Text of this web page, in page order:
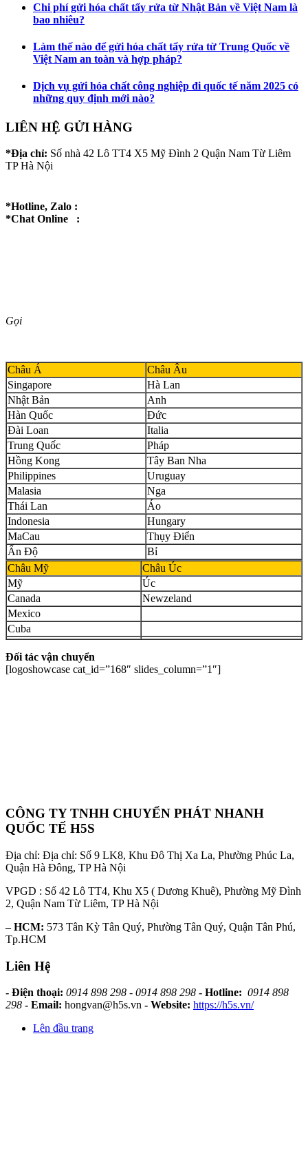
Chi phí gửi hóa chất tẩy rửa từ Nhật Bản về Việt Nam là
bao nhiêu?
Làm thế nào để gửi hóa chất tẩy rửa từ Trung Quốc về
Việt Nam an toàn và hợp pháp?
Dịch vụ gửi hóa chất công nghiệp đi quốc tế năm 2025 có
những quy định mới nào?
LIÊN HỆ GỬI HÀNG
*Địa chỉ: Số nhà 42 Lô TT4 X5 Mỹ Đình 2 Quận Nam Từ Liêm
TP Hà Nội
*Hotline, Zalo :
*Chat Online :
Gọi
Châu Á
Châu Âu
Singapore
Hà Lan
Nhật Bản
Anh
Hàn Quốc
Đức
Đài Loan
Italia
Trung Quốc
Pháp
Hồng Kong
Tây Ban Nha
Philippines
Uruguay
Malasia
Nga
Thái Lan
Áo
Indonesia
Hungary
MaCau
Thụy Điển
Ấn Độ
Bỉ
Châu Mỹ
Châu Úc
Mỹ
Úc
Canada
Newzeland
Mexico
Cuba
Đối tác vận chuyển
[logoshowcase cat_id=”168″ slides_column=”1″]
CÔNG TY TNHH CHUYỂN PHÁT NHANH
QUỐC TẾ H5S
Địa chỉ: Địa chỉ: Số 9 LK8, Khu Đô Thị Xa La, Phường Phúc La,
Quận Hà Đông, TP Hà Nội
VPGD : Số 42 Lô TT4, Khu X5 ( Dương Khuê), Phường Mỹ Đình
2, Quận Nam Từ Liêm, TP Hà Nội
– HCM: 573 Tân Kỳ Tân Quý, Phường Tân Quý, Quận Tân Phú,
Tp.HCM
Liên Hệ
- Điện thoại: 0914 898 298 - 0914 898 298 - Hotline: 0914 898
298 - Email: hongvan@h5s.vn - Website: https://h5s.vn/
Lên đầu trang